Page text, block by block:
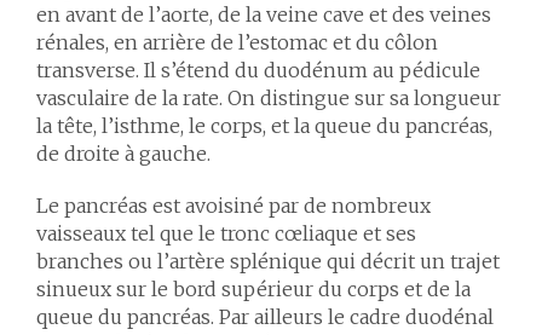
en avant de l’aorte, de la veine cave et des veines
rénales, en arrière de l’estomac et du côlon
transverse. Il s’étend du duodénum au pédicule
vasculaire de la rate. On distingue sur sa longueur
la tête, l’isthme, le corps, et la queue du pancréas,
de droite à gauche.
Le pancréas est avoisiné par de nombreux
vaisseaux tel que le tronc cœliaque et ses
branches ou l’artère splénique qui décrit un trajet
sinueux sur le bord supérieur du corps et de la
queue du pancréas. Par ailleurs le cadre duodénal